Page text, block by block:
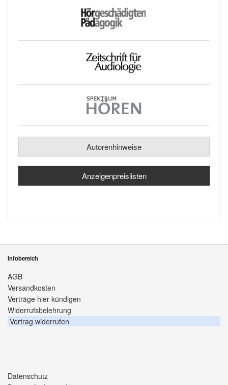
Autorenhinweise
Anzeigenpreislisten
Infobereich
AGB
Versandkosten
Verträge hier kündigen
Widerrufsbelehrung
Vertrag widerrufen
Datenschutz